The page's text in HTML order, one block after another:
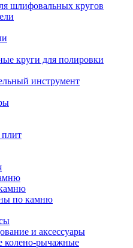
шлифовальных кругов
круги для полировки
инструмент
плит
по камню
и аксессуары
колено-рычажные